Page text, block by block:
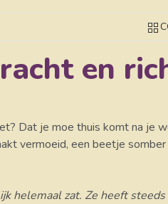
en
Dat je moe thuis komt na je
vermoeid, een beetje somber
helemaal zat. Ze heeft